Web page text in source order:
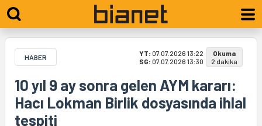
HABER YT: 07.07.2026 13:22
SG: 07.07.2026 13:30
Okuma
2 dakika
10 yıl 9 ay sonra gelen AYM kararı:
Hacı Lokman Birlik dosyasında ihlal
tespiti